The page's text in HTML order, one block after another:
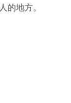
的地方。